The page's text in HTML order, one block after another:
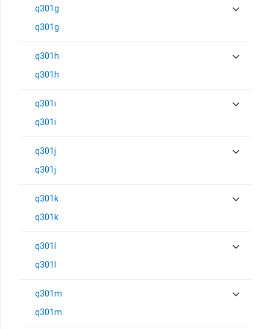
q301g
q301g
q301h
q301h
q301i
q301i
q301j
q301j
q301k
q301k
q301l
q301l
q301m
q301m